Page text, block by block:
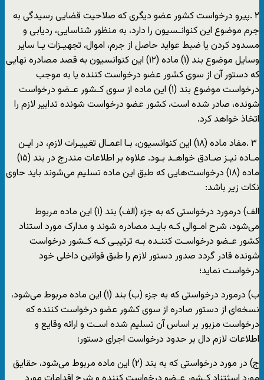
٢ .پیرو درخواست کشور عضو دیگری که صلاحیت قضایی رسیدگی به
جرم موضوع این کنوانـسیون را دارد، به منظور شناسایی، ردیابی و
مسدود کردن یا ضبط عواید حاصل از جرم، اموال، تجهیـزات یـا سایر
وسایل موضوع بند (١) ماده (۱۲) این کنوانسیون به قصد مصادره نهایی
که دستور آن از سوی کشور عضو درخواست کننده یا به موجب
درخواست موضوع بند (١) این ماده از سوی کـشور عـضو درخواست
شونده، صادر شده است، کشور عضو درخواست شونده تدابیر لازم را
اتخاذ خواهد کرد.
٣ .مفاد ماده (١٨) این کنوانسیون، بـا اعمـال تغییـرات لازم، در ایـن
مـاده نیـز صـادق خواهـد بـود. علاوه بر اطلاعات مندرج در بند (۱۵)
ماده (۱۸) درخواست‌هایی که طبق این ماده تسلیم می‌شوند باید حاوی
نکات زیر باشد:
الف) درمورد درخواستی که به جزء (الف) بند (۱) این ماده مربوط
می‌شود، شرح امـوالی کـه بایـد مصادره شوند و مدارک مورد استناد
کشور عـضو درخواسـت کننـده بـه ترتیبـی کـه کـشور درخواست
شونده قادر گردد صدور دستور لازم را طبق قوانین داخلی خود
درخواست نماید؛
ب) درمورد درخواستی که به جزء (ب) بند (۱) این ماده مربوط می‌شود،
نسخه‌ای از دستور صادره از سوی کشور عضو درخواست کننده که
درخواست مزبور بر اساس آن تسلیم شده اسـت و ارائه وقایع و
اطلاعات لازم دال بر حدود درخواست اجرای دستور؛
ج) در مورد درخواستی که به بند (۲) این ماده مربوط می‌شود، حقایق